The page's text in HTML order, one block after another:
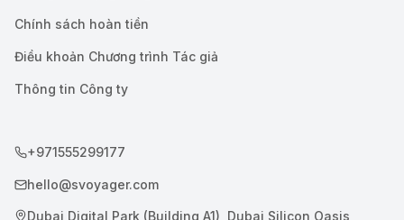
Chính sách hoàn tiền
Điều khoản Chương trình Tác giả
Thông tin Công ty
+971555299177
hello@svoyager.com
Dubai Digital Park (Building A1), Dubai Silicon Oasis,